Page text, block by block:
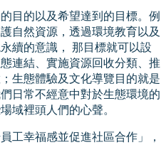
目的以及希望達到的目標。例
自然資源，透過環境教育以及
續的意識， 那目標就可以設
連結、實施資源回收分類、推
生態體驗及文化導覽目的就是
日常不經意中對於生態環境的
域裡頭人們的心聲。
工幸福感並促進社區合作」，